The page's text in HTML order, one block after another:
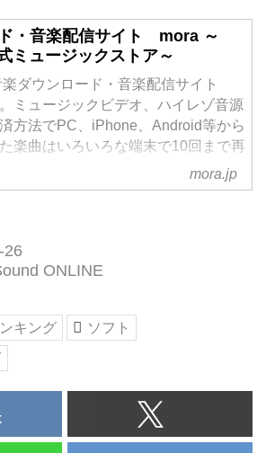
・音楽配信サイト mora ～
ミュージックストア～
ダウンロード・音楽配信サイト
ミュージックビデオ、ハイレゾ音源
方法でPC、iPhone、Android等から
楽曲はいろいろな端末で10回まで再
mora.jp
26
ONLINE
キング
ソフト